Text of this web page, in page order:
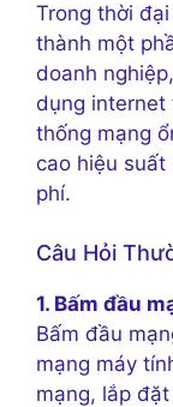
Trong thời
thành một
doanh
dụng internet
thống mạng
cao hiệu suất
phí.
Câu Hỏi
1. Bấm đầu
Bấm đầu
mạng máy
mạng, lắp